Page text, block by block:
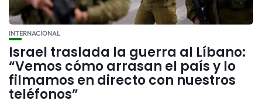
INTERNACIONAL
Israel traslada la guerra al Líbano:
“Vemos cómo arrasan el país y lo
filmamos en directo con nuestros
teléfonos”